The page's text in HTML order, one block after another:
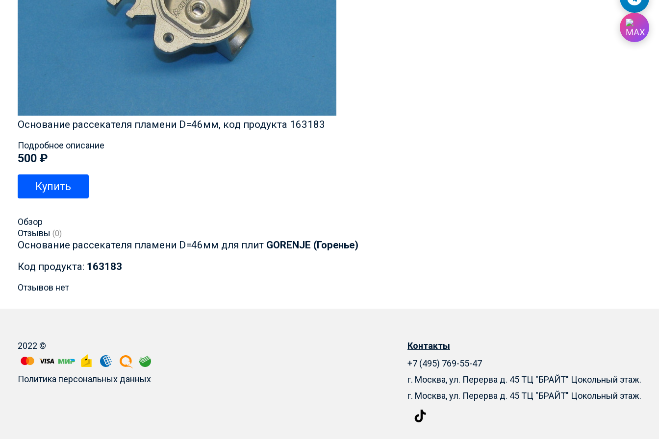
Основание рассекателя пламени D=46мм, код продукта 163183
Подробное описание
500 ₽
Купить
Обзор
Отзывы (0)
Основание рассекателя пламени D=46мм для плит GORENJE (Горенье)
Код продукта: 163183
Отзывов нет
2022 ©
Политика персональных данных
Контакты
+7 (495) 769-55-47
г. Москва, ул. Перерва д. 45 ТЦ "БРАЙТ" Цокольный этаж.
г. Москва, ул. Перерва д. 45 ТЦ "БРАЙТ" Цокольный этаж.